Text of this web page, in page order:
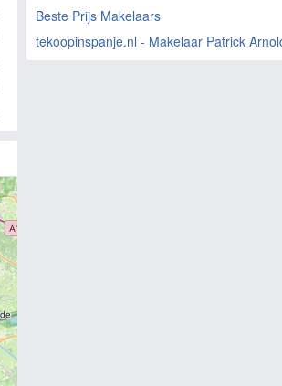
Beste Prijs Makelaars
tekoopinspanje.nl - Makelaar Patrick